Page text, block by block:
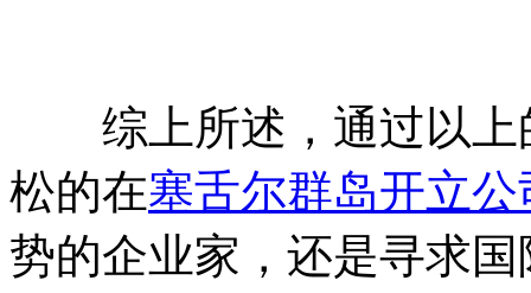
综上所述，通过以上
松的在塞舌尔群岛开立公
势的企业家，还是寻求